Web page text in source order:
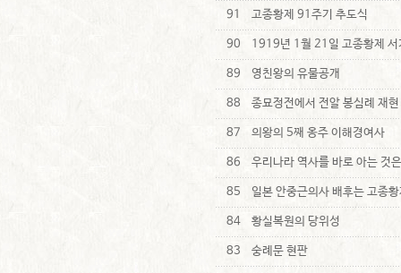
91 고종황제 91주기 추도식
90 1919년 1월 21일 고종황제
89 영친왕의 유물공개
88 종묘정전에서 전알 봉심례 재현
87 의왕의 5째 옹주 이해경여사
86 우리나라 역사를 바로 아는 것
85 일본 안중근의사 배후는 고종
84 황실복원의 당위성
83 숭례문 현판